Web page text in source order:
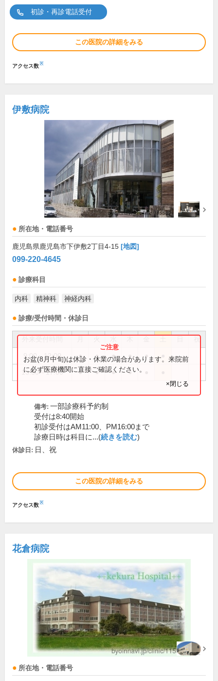
初診・再診電話受付
この医院の詳細をみる
アクセス数※
伊敷病院
所在地・電話番号
鹿児島県鹿児島市下伊敷2丁目4-15 [地図]
099-220-4645
診療科目
内科 精神科 神経内科
診療/受付時間・休診日
祝
9:00～12:00 ● ● ● ● ●
13:30～17:00 ● ● ● ●
お盆(8月中旬)は休診・休業の場合があります。来院前
に必ず医療機関に直接ご確認ください。
×閉じる
備考: 一部診療科予約制
受付は8:40開始
初診受付はAM11:00、PM16:00まで
診療日時は科目に...(続きを読む)
休診日: 日、祝
この医院の詳細をみる
アクセス数※
花倉病院
所在地・電話番号